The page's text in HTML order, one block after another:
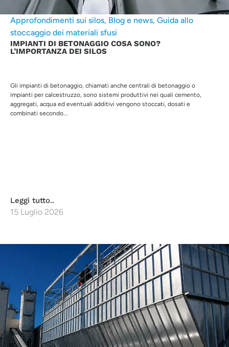
Approfondimenti sui silos, Blog e news, Guida allo
stoccaggio dei materiali sfusi
IMPIANTI DI BETONAGGIO COSA SONO?
L’IMPORTANZA DEI SILOS
Gli impianti di betonaggio, chiamati anche centrali di betonaggio o
impianti per calcestruzzo, sono sistemi produttivi nei quali cemento,
aggregati, acqua ed eventuali additivi vengono stoccati, dosati e
combinati secondo...
Leggi tutto..
15 Luglio 2026